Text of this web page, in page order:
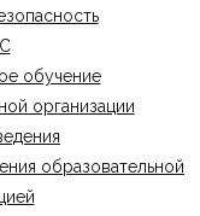
обучение
организации
образовательной